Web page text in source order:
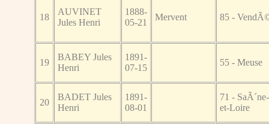
18
AUVINET
Jules Henri
1888-
05-21
Mervent 85 -
19
BABEY Jules
Henri
1891-
07-15
55 - Meuse
20
BADET Jules
Henri
1891-
08-01
71 - SaÃ´ne-
et-Loire